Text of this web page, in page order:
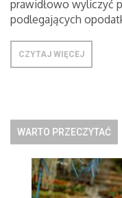
prawidłowo wyliczyć
podlegających
CZYTAJ WIĘCEJ
WARTO PRZECZYTAĆ